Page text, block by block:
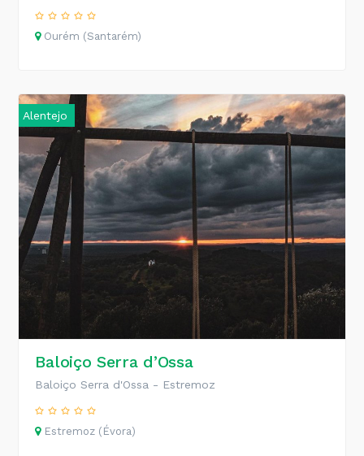
Ourém (Santarém)
Alentejo
Baloiço Serra d’Ossa
Baloiço Serra d'Ossa - Estremoz
Estremoz (Évora)